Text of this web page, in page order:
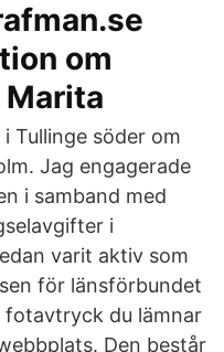
om
Tullinge söder om
Jag engagerade
i samband med
i
varit aktiv som
för länsförbundet
fotavtryck du lämnar
Den består